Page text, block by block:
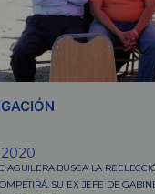
AGUILERA BUSCA LA
SU EX JEFE DE